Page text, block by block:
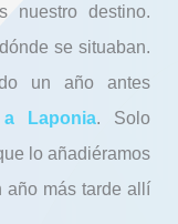
nuestro destino.
se situaban.
un año antes
Laponia. Solo
lo añadiéramos
año más tarde allí